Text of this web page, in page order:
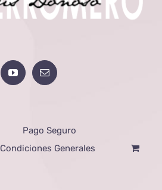
Pago Seguro
Condiciones Generales